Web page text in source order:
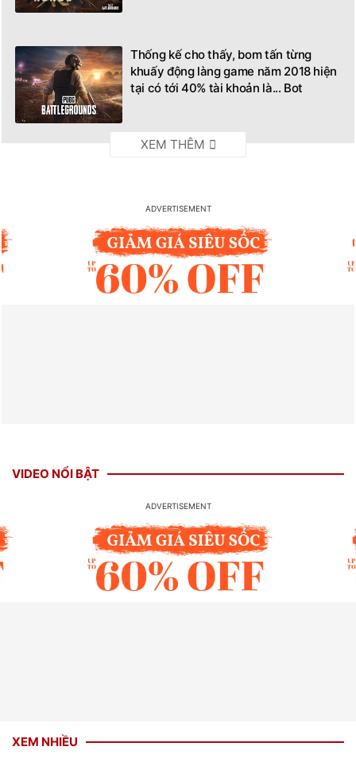
Thống kế cho thấy, bom tấn từng
khuấy động làng game năm 2018 hiện
tại có tới 40% tài khoản là... Bot
VIDEO NỔI BẬT
XEM NHIỀU